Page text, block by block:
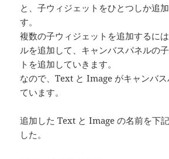
と、子ウィジェットをひとつしか追
す。
複数の子ウィジェットを追加するに
ルを追加して、キャンバスパネルの
トを追加していきます。
なので、Text と Image がキャンバ
ています。
追加した Text と Image の名前を下
した。